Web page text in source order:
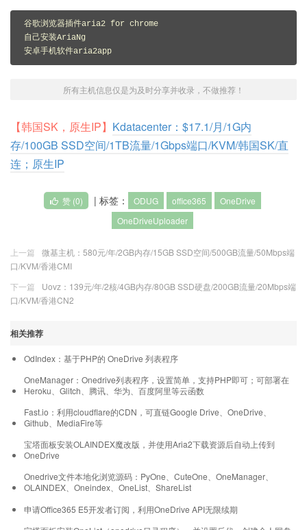
谷歌浏览器插件aria2 for chrome
自己安装AriaNg
安卓手机软件aria2app
所有主机信息仅是为及时分享并收录，不做推荐！
【韩国SK，原生IP】 Kdatacenter：$17.1/月/1G内
存/100GB SSD空间/1TB流量/1Gbps端口/KVM/韩国SK/直
连；原生IP
赞 (0) | 标签： ODUG office365
OneDrive
OneDriveUploader
上一篇
微基主机：580元/年/2GB内存/15GB SSD空间/500GB流量/50Mbps端
口/KVM/香港CMI
下一篇
Uovz：139元/年/2核/4GB内存/80GB SSD硬盘/200GB流量/20Mbps端
口/KVM/香港CN2
相关推荐
OdIndex：基于PHP的 OneDrive 列表程序
OneManager：Onedrive列表程序，设置简单，支持PHP即可；可部署在
Heroku、Glitch、腾讯、华为、百度阿里等云函数
Fast.io：利用cloudflare的CDN，可直链Google Drive、OneDrive、
Github、MediaFire等
宝塔面板安装OLAINDEX魔改版，并使用Aria2下载资源后自动上传到
OneDrive
Onedrive文件本地化浏览源码：PyOne、CuteOne、OneManager、
OLAINDEX、Oneindex、OneList、ShareList
申请Office365 E5开发者订阅，利用OneDrive API无限续期